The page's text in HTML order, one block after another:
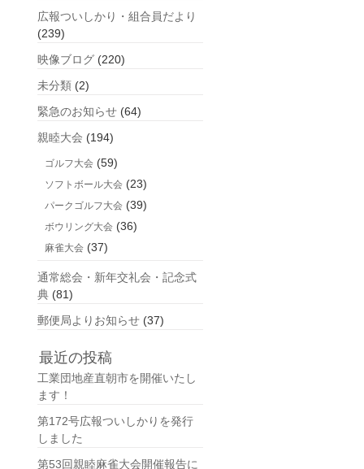
広報ついしかり・組合員だより
(239)
映像ブログ (220)
未分類 (2)
緊急のお知らせ (64)
親睦大会 (194)
ゴルフ大会 (59)
ソフトボール大会 (23)
パークゴルフ大会 (39)
ボウリング大会 (36)
麻雀大会 (37)
通常総会・新年交礼会・記念式
典 (81)
郵便局よりお知らせ (37)
最近の投稿
工業団地産直朝市を開催いたし
ます！
第172号広報ついしかりを発行
しました
第53回親睦麻雀大会開催報告に